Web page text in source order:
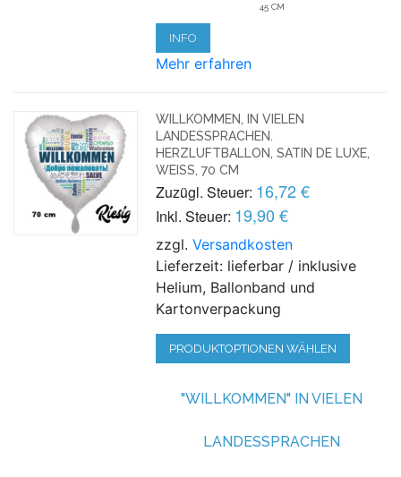
45 CM
INFO
Mehr erfahren
WILLKOMMEN, IN VIELEN
LANDESSPRACHEN.
HERZLUFTBALLON, SATIN DE LUXE,
WEISS, 70 CM
Zuzügl. Steuer: 16,72 €
Inkl. Steuer: 19,90 €
zzgl.Versandkosten
Lieferzeit: lieferbar / inklusive
Helium, Ballonband und
Kartonverpackung
PRODUKTOPTIONEN WÄHLEN
"WILLKOMMEN" IN VIELEN
LANDESSPRACHEN